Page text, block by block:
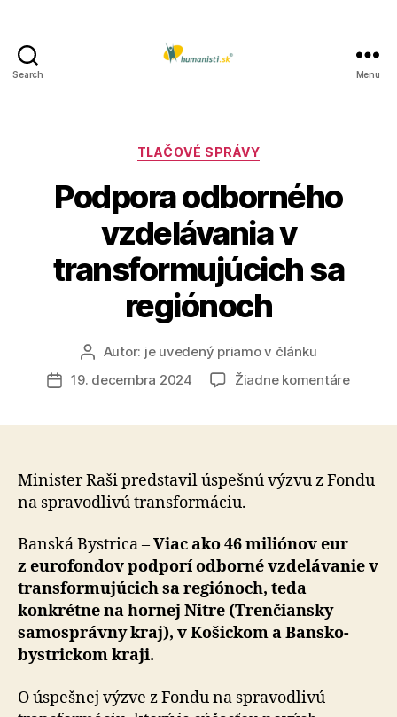
Search Menu
Kategórie
TLAČOVÉ SPRÁVY
Podpora odborného
vzdelávania v
transformujúcich sa
regiónoch
Autor
článku
Autor: je uvedený priamo v článku
Dátum
19. decembra 2024 Žiadne komentárena
Minister Raši predstavil úspešnú výzvu z Fondu
na spravodlivú transformáciu.
Banská Bystrica –Viac ako 46 miliónov eur
z eu­ro­fondov podporí odborné vzdelávanie v
trans­for­mu­júcich sa regiónoch, teda
konkrétne na hornej Nitre (Trenčiansky
samosprávny kraj), v Košickom a Ban­sko­
bystrickom kraji.
O úspešnej výzve z Fondu na spravodlivú